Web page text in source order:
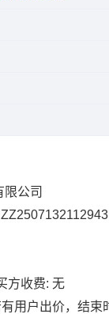
公司
方收费: 无
用户出价，结